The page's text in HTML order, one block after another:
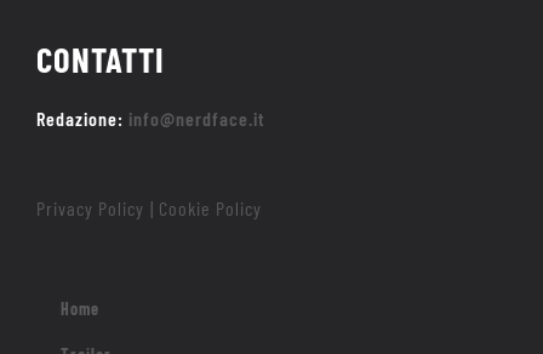
CONTATTI
Redazione: info@nerdface.it
Privacy Policy Cookie Policy
Home